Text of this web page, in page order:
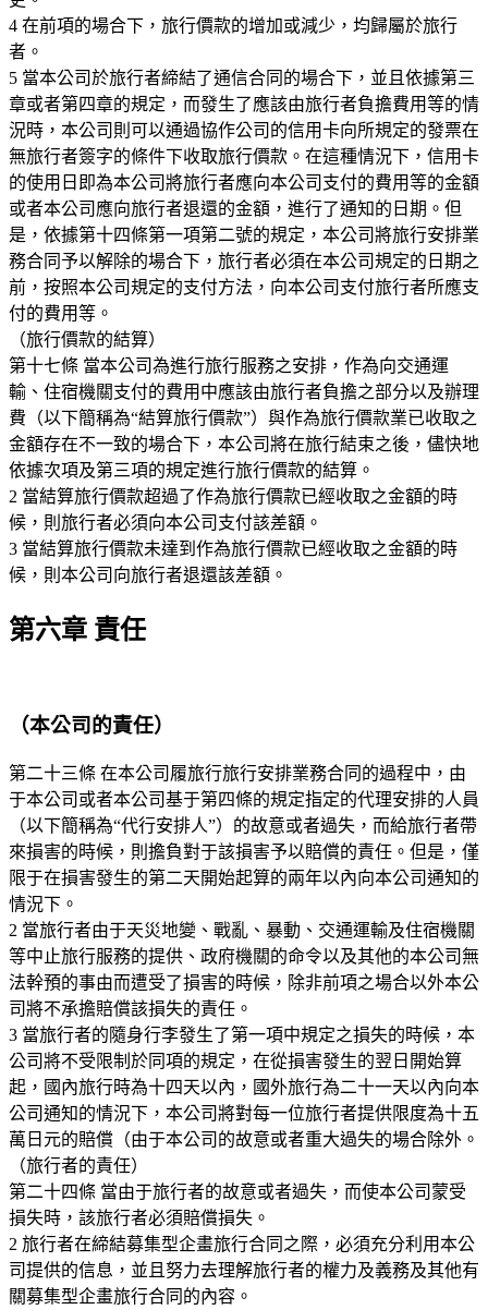
4 在前項的場合下，旅行價款的增加或減少，均歸屬於旅行
者。
5 當本公司於旅行者締結了通信合同的場合下，並且依據第三
章或者第四章的規定，而發生了應該由旅行者負擔費用等的情
況時，本公司則可以通過協作公司的信用卡向所規定的發票在
無旅行者簽字的條件下收取旅行價款。在這種情況下，信用卡
的使用日即為本公司將旅行者應向本公司支付的費用等的金額
或者本公司應向旅行者退還的金額，進行了通知的日期。但
是，依據第十四條第一項第二號的規定，本公司將旅行安排業
務合同予以解除的場合下，旅行者必須在本公司規定的日期之
前，按照本公司規定的支付方法，向本公司支付旅行者所應支
付的費用等。
（旅行價款的結算）
第十七條 當本公司為進行旅行服務之安排，作為向交通運
輸、住宿機關支付的費用中應該由旅行者負擔之部分以及辦理
費（以下簡稱為“結算旅行價款”）與作為旅行價款業已收取之
金額存在不一致的場合下，本公司將在旅行結束之後，儘快地
依據次項及第三項的規定進行旅行價款的結算。
2 當結算旅行價款超過了作為旅行價款已經收取之金額的時
候，則旅行者必須向本公司支付該差額。
3 當結算旅行價款未達到作為旅行價款已經收取之金額的時
候，則本公司向旅行者退還該差額。
第六章 責任
（本公司的責任）
第二十三條 在本公司履旅行旅行安排業務合同的過程中，由
于本公司或者本公司基于第四條的規定指定的代理安排的人員
（以下簡稱為“代行安排人”）的故意或者過失，而給旅行者帶
來損害的時候，則擔負對于該損害予以賠償的責任。但是，僅
限于在損害發生的第二天開始起算的兩年以內向本公司通知的
情況下。
2 當旅行者由于天災地變、戰亂、暴動、交通運輸及住宿機關
等中止旅行服務的提供、政府機關的命令以及其他的本公司無
法幹預的事由而遭受了損害的時候，除非前項之場合以外本公
司將不承擔賠償該損失的責任。
3 當旅行者的隨身行李發生了第一項中規定之損失的時候，本
公司將不受限制於同項的規定，在從損害發生的翌日開始算
起，國內旅行時為十四天以內，國外旅行為二十一天以內向本
公司通知的情況下，本公司將對每一位旅行者提供限度為十五
萬日元的賠償（由于本公司的故意或者重大過失的場合除外。
（旅行者的責任）
第二十四條 當由于旅行者的故意或者過失，而使本公司蒙受
損失時，該旅行者必須賠償損失。
2 旅行者在締結募集型企畫旅行合同之際，必須充分利用本公
司提供的信息，並且努力去理解旅行者的權力及義務及其他有
關募集型企畫旅行合同的內容。